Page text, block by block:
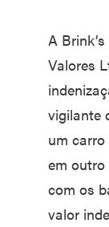
A
Valores
vigilante
um
em
com os
valor